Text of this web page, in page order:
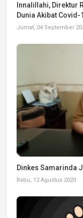
Innalillahi, Direktur
Dunia Akibat Covid-
Jumat, 04 September
Dinkes Samarinda
Rabu, 12 Agustus 2020